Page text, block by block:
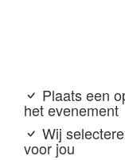
Plaats een
het evenement
Wij
voor jou